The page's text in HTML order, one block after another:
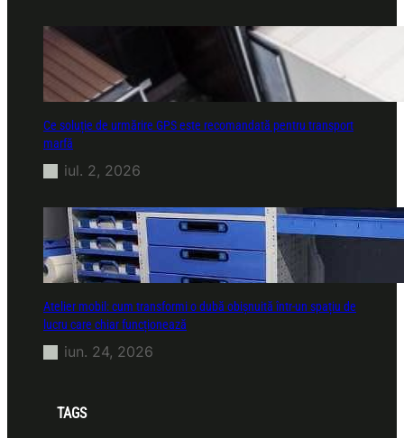
Ce soluție de urmărire GPS este recomandată pentru transport
marfă
iul. 2, 2026
Atelier mobil: cum transformi o dubă obișnuită într-un spațiu de
lucru care chiar funcționează
iun. 24, 2026
TAGS